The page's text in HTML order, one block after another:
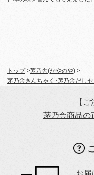
トップ>茅乃舎(かやのや) >
茅乃舎きんちゃく･茅乃舎だしセ
【
茅乃舎商品の
お届